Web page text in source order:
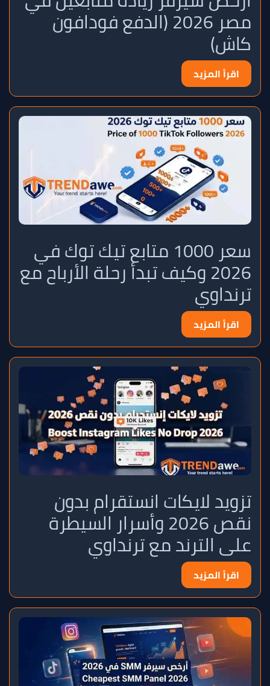
مصر 2026 (الدفع فودافون
كاش)
اقرأ المزيد
سعر 1000 متابع تيك توك في
2026 وكيف تبدأ رحلة الأرباح مع
ترنداوي
اقرأ المزيد
تزويد لايكات انستقرام بدون
نقص 2026 وأسرار السيطرة
على الترند مع ترنداوي
اقرأ المزيد